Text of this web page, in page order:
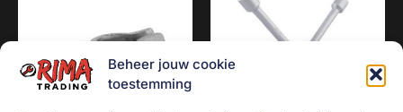
Beheer jouw cookie
toestemming